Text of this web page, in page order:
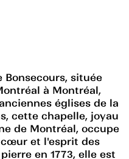
Bonsecours, située
à Montréal,
églises de la
cette chapelle, joyau
de Montréal, occupe
cœur et l'esprit des
en 1773, elle est